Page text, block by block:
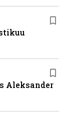
Aleksander